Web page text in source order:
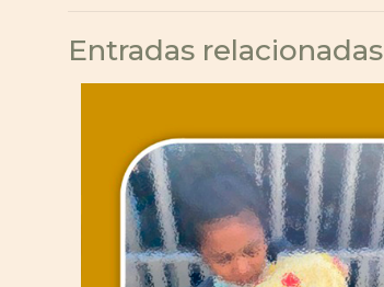
Entradas relacionadas